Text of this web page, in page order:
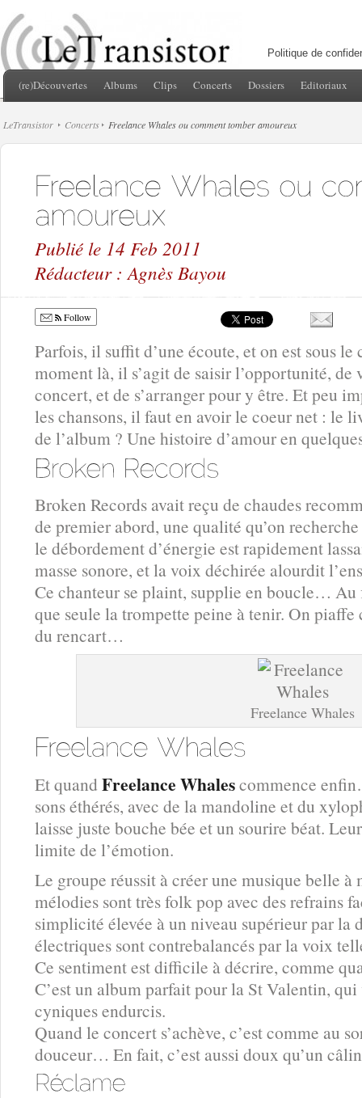
Politique de
(re)Découvertes Albums Clips Concerts Dossiers Editoriaux
LeTransistor Concerts Freelance Whales ou comment tomber amoureux
Publié le 14 Feb 2011
Rédacteur : Agnès Bayou
Follow
Parfois, il suffit d’une écoute, et on est sous
moment là, il s’agit de saisir l’opportunité, de
concert, et de s’arranger pour y être. Et peu
les chansons, il faut en avoir le coeur net : le
de l’album ? Une histoire d’amour en
Broken Records avait reçu de chaudes
de premier abord, une qualité qu’on
le débordement d’énergie est rapidement
masse sonore, et la voix déchirée alourdit
Ce chanteur se plaint, supplie en boucle…
que seule la trompette peine à tenir. On piaffe
du rencart…
Freelance Whales
Et quand Freelance Whalescommence
sons éthérés, avec de la mandoline et du
laisse juste bouche bée et un sourire béat.
limite de l’émotion.
Le groupe réussit à créer une musique belle à
mélodies sont très folk pop avec des refrains
simplicité élevée à un niveau supérieur par la
électriques sont contrebalancés par la voix
Ce sentiment est difficile à décrire, comme
C’est un album parfait pour la St Valentin,
cyniques endurcis.
Quand le concert s’achève, c’est comme au
douceur… En fait, c’est aussi doux qu’un